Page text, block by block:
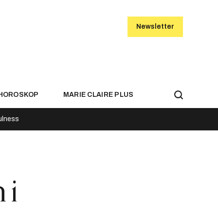
Newsletter
MARIE CLAIRE PLUS
i